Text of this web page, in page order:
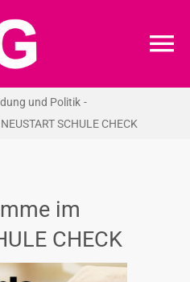
und Politik
SCHULE CHECK
im
CHECK